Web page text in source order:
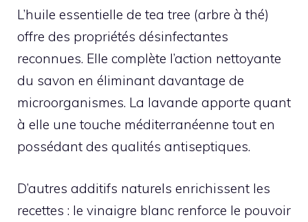
L’huile essentielle de tea tree (arbre à thé)
offre des propriétés désinfectantes
reconnues. Elle complète l’action nettoyante
du savon en éliminant davantage de
microorganismes. La lavande apporte quant
à elle une touche méditerranéenne tout en
possédant des qualités antiseptiques.
D’autres additifs naturels enrichissent les
recettes : le vinaigre blanc renforce le pouvoir